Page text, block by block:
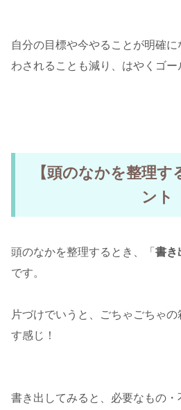
自分の目標や今やることが明確
わされることも減り、はやくゴ
【頭のなかを整理す
ント
頭のなかを整理するとき、「 書き
です。
片づけでいうと、ごちゃごちゃ
す感じ！
書き出してみると、必要なもの